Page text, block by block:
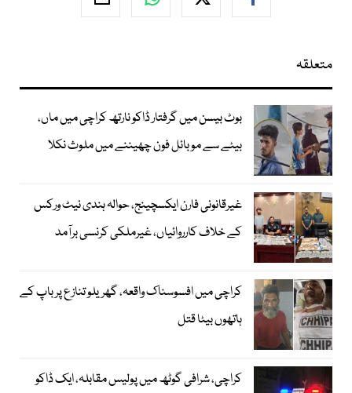
متعلقہ
بوٹ بیسن میں گرفتار ڈاکو نارتھ کراچی میں ماں،
بیٹے سے موبائل فون چھیننے میں ملوث نکلا
غیرقانونی فارن ایکسچینج، حوالہ ہندی نیٹ ورکس
کے خلاف کارروائیاں، غیرملکی کرنسی برآمد
کراچی میں افسوسناک واقعہ، گھریلو تنازع پر باپ کے
ہاتھوں بیٹا قتل
کراچی، شرافی گوٹھ میں پولیس مقابلہ، ایک ڈاکو